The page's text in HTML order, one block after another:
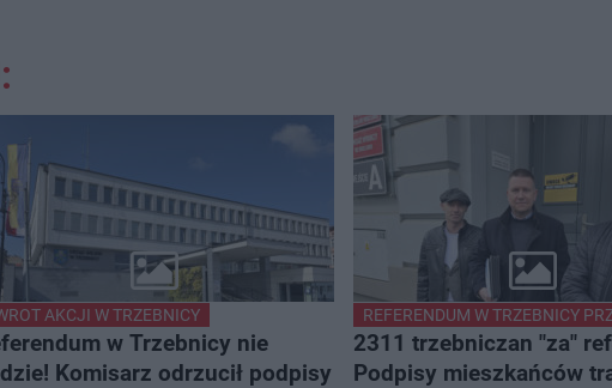
AKCJI W TRZEBNICY
w Trzebnicy nie
Komisarz odrzucił podpisy
REFERENDUM W TRZEBNICY
2311 trzebniczan "za"
Podpisy mieszkańców